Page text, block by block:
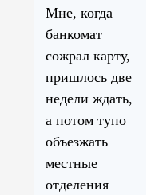
Мне, когда
банкомат
сожрал карту,
пришлось две
недели ждать,
а потом тупо
объезжать
местные
отделения